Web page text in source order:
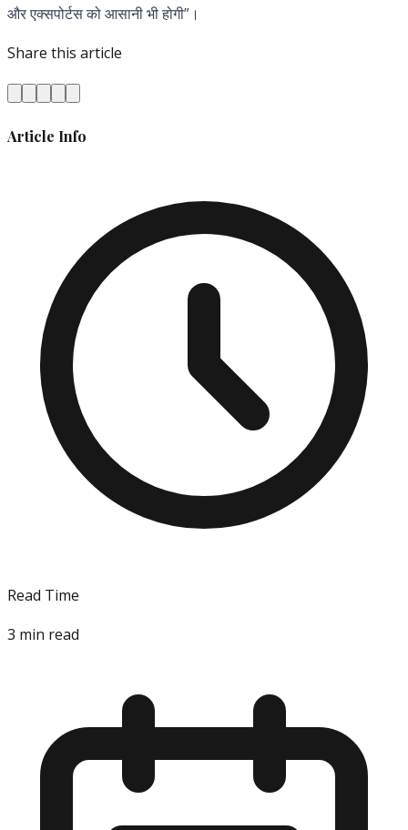
और एक्सपोर्टस को आसानी भी होगी”।
Share this article
Article Info
Read Time
3 min read